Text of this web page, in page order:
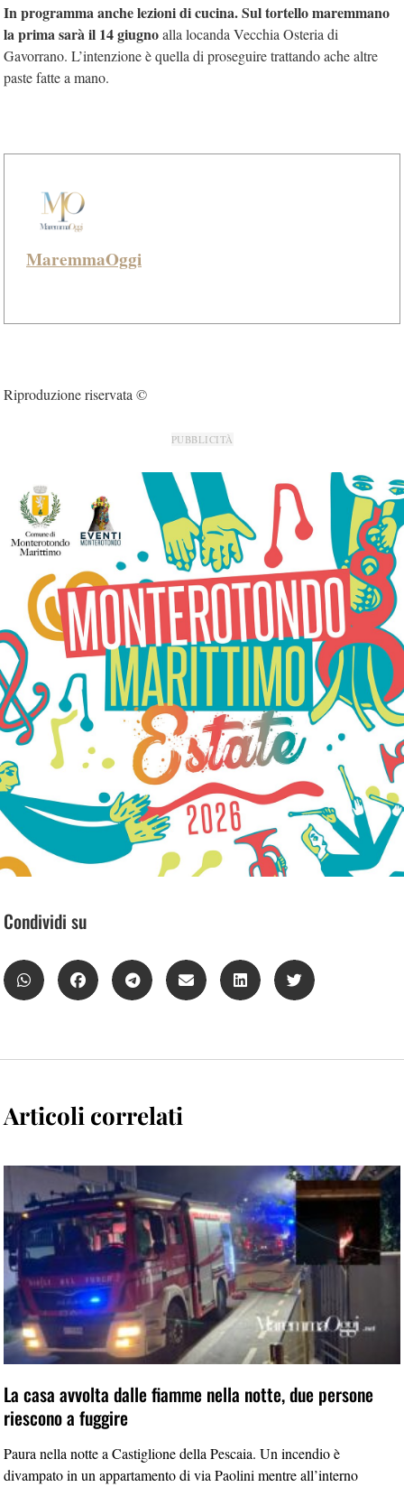
In programma anche lezioni di cucina. Sul tortello maremmano
la prima sarà il 14 giugnoalla locanda Vecchia Osteria di
Gavorrano. L’intenzione è quella di proseguire trattando ache altre
paste fatte a mano.
MaremmaOggi
Riproduzione riservata ©
PUBBLICITÀ
Condividi su
Articoli correlati
La casa avvolta dalle fiamme nella notte, due persone
riescono a fuggire
Paura nella notte a Castiglione della Pescaia. Un incendio è
divampato in un appartamento di via Paolini mentre all’interno